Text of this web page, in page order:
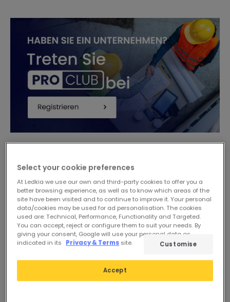
54,54 €
ADVANCED
Vorher 28,09 €
23,55 €
Select your cookie preferences
At Ledkia we use our own and third-party cookies to offer you a
better browsing experience, as well as to know which areas of the
site have been visited and to continue to improve it. Your personal
data/cookies may be used for ad personalisation. The cookies
used are: Technical, Performance, Functionality and Targeted.
You can accept, reject or configure them to suit your needs. By
giving your consent, Google will use your personal data as
indicated in its
Privacy & Terms site.
Accept
Customise